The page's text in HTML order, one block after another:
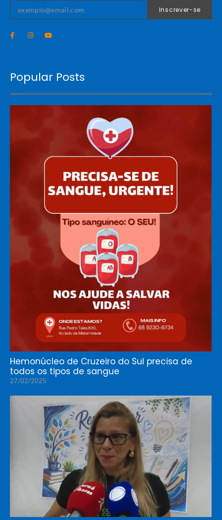
Inscrever-se
Popular Posts
Hemonúcleo de Cruzeiro do Sul precisa de
todos os tipos de sangue
27/02/2025